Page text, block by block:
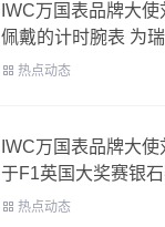
IWC万国表品牌大使
佩戴的计时腕表 为
益基金会筹得22万瑞
热点动态
IWC万国表品牌大使
于F1英国大奖赛银
热点动态